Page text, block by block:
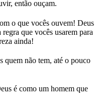
então ouçam.
o que vocês ouvem! Deus
que vocês usarem para
ainda!
quem não tem, até o pouco
é como um homem que